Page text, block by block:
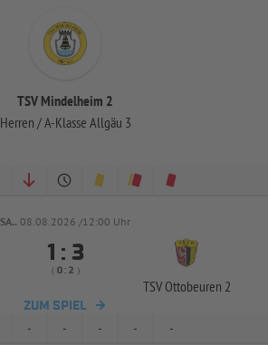
TSV Mindelheim 2
Herren / A-Klasse Allgäu 3
SA.. 08.08.2026 /12:00 Uhr
 : 
( :  )
TSV Ottobeuren 2
ZUM SPIEL
- - - - -